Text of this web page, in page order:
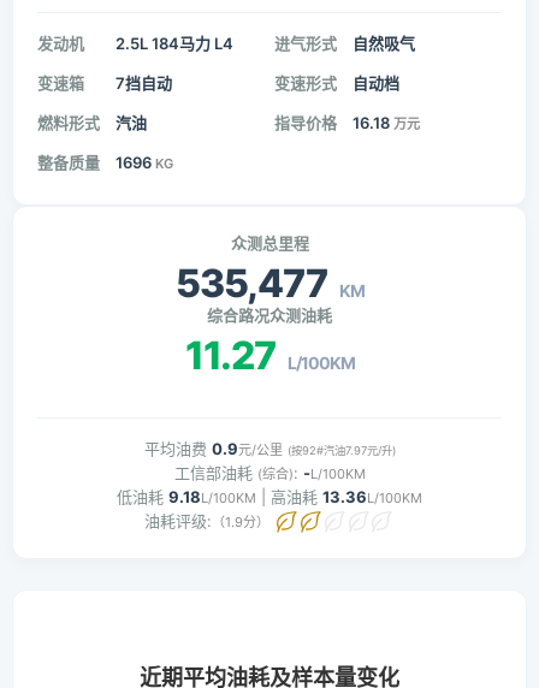
发动机 2.5L 184马力 L4 进气形式 自然吸气
变速箱 7挡自动 变速形式 自动档
燃料形式 汽油 指导价格 16.18 万元
整备质量 1696 KG
众测总里程
535,477 KM
综合路况众测油耗
11.27 L/100KM
平均油费 0.9元/公里 (按92#汽油7.97元/升)
工信部油耗 (综合): -L/100KM
低油耗 9.18L/100KM | 高油耗 13.36L/100KM
油耗评级: （1.9分）